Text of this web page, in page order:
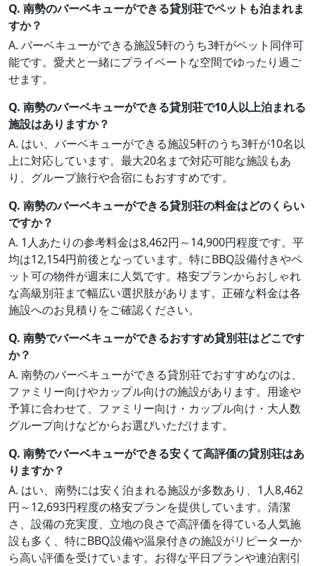
Q. 南勢のバーベキューができる貸別荘でペットも泊まれま
すか？
A. バーベキューができる施設5軒のうち3軒がペット同伴可
能です。愛犬と一緒にプライベートな空間でゆったり過ご
せます。
Q. 南勢のバーベキューができる貸別荘で10人以上泊まれる
施設はありますか？
A. はい、バーベキューができる施設5軒のうち3軒が10名以
上に対応しています。最大20名まで対応可能な施設もあ
り、グループ旅行や合宿にもおすすめです。
Q. 南勢のバーベキューができる貸別荘の料金はどのくらい
ですか？
A. 1人あたりの参考料金は8,462円～14,900円程度です。平
均は12,154円前後となっています。特にBBQ設備付きやペ
ット可の物件が週末に人気です。格安プランからおしゃれ
な高級別荘まで幅広い選択肢があります。正確な料金は各
施設へのお見積りをご確認ください。
Q. 南勢でバーベキューができるおすすめ貸別荘はどこです
か？
A. 南勢のバーベキューができる貸別荘でおすすめなのは、
ファミリー向けやカップル向けの施設があります。用途や
予算に合わせて、ファミリー向け・カップル向け・大人数
グループ向けなどからお選びいただけます。
Q. 南勢でバーベキューができる安くて高評価の貸別荘はあ
りますか？
A. はい、南勢には安く泊まれる施設が多数あり、1人8,462
円～12,693円程度の格安プランを提供しています。清潔
さ、設備の充実度、立地の良さで高評価を得ている人気施
設も多く、特にBBQ設備や温泉付きの施設がリピーターか
ら高い評価を受けています。お得な平日プランや連泊割引